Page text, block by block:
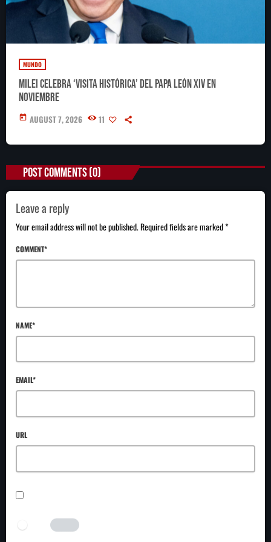
MUNDO
Milei celebra ‘visita histórica’ del papa León XIV en
noviembre
today AUGUST 7, 2026 11
POST COMMENTS (0)
Leave a reply
Your email address will not be published. Required fields are marked *
COMMENT*
NAME*
EMAIL*
URL
I AM HUMAN